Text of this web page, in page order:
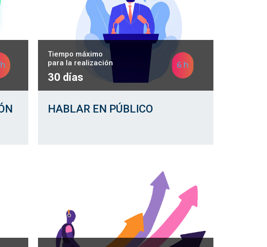
Tiempo máximo
para la realización
30 días
6 h
HABLAR EN PÚBLICO